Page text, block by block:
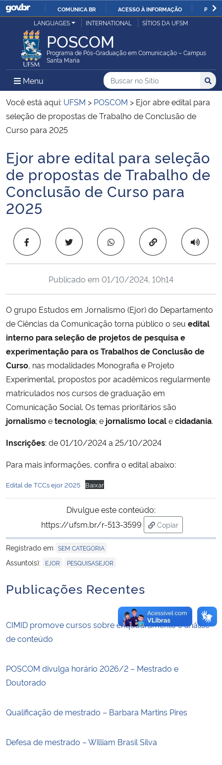
IR
PARA
O
COMUNICA BR ACESSO À INFORMAÇÃO
Ministério da Justiça e Segurança Pública
Ministério da Defesa
Ministério das Relações Exteriores
Ministério da Economia
Ministério da Infraestrutura
Ministério da Agricultura, Pecuária e Abastecimento
Ministério da Educação
Ministério da Cidadania
Ministério da Saúde
Ministério de Minas e Energia
Ministério da Ciência, Tecnologia, Inovações e Comunicações
Ministério do Meio Ambiente
Ministério do Turismo
Ministério do Desenvolvimento Regional
Ministério da Mulher, da Família e dos Direitos Humanos
Secretaria-Geral
Gabinete de Segurança Institucional
Advocacia-Geral da União
LANGUAGES INTERNATIONAL SÍTIOS DA UFSM
POSCOM
Programa de Pós-Graduação em Comunicação – Campus
Santa Maria
Menu Menu Principal do Sítio
Busca
Buscar no no Sítio
Busca:
Você está aqui: UFSM > POSCOM > Ejor abre edital para
seleção de propostas de Trabalho de Conclusão de
Curso para 2025
Início do conteúdo
Ejor abre edital para seleção
de propostas de Trabalho de
Conclusão de Curso para
2025
Copiar para área
Publicado em 01/10/2024, 10h14
O grupo Estudos em Jornalismo (Ejor) do Departamento
de Ciências da Comunicação torna público o seu edital
interno para seleção de projetos de pesquisa e
experimentação para os Trabalhos de Conclusão de
Curso, nas modalidades Monografia e Projeto
Experimental, propostos por acadêmicos regularmente
matriculados nos cursos de graduação em
Comunicação Social. Os temas prioritários são
jornalismoetecnologia; e jornalismo localecidadania.
Inscrições: de 01/10/2024 a 25/10/2024
Para mais informações, confira o edital abaixo:
Edital de TCCs ejor 2025 Baixar
Divulgue este conteúdo:
https://ufsm.br/r-513-3599
Copiar
para área de
Registrado em SEM CATEGORIA
Assunto(s): EJOR PESQUISASEJOR
Publicações Recentes
CIMID promove cursos sobre enquadramento e análise
de conteúdo
POSCOM divulga horário 2026/2 – Mestrado e
Doutorado
Qualificação de mestrado – Barbara Martins Pires
Defesa de mestrado – William Brasil Silva